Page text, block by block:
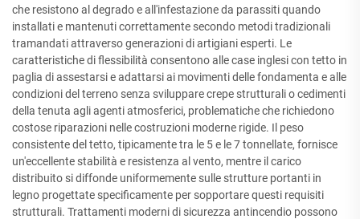
che resistono al degrado e all'infestazione da parassiti quando
installati e mantenuti correttamente secondo metodi tradizionali
tramandati attraverso generazioni di artigiani esperti. Le
caratteristiche di flessibilità consentono alle case inglesi con tetto in
paglia di assestarsi e adattarsi ai movimenti delle fondamenta e alle
condizioni del terreno senza sviluppare crepe strutturali o cedimenti
della tenuta agli agenti atmosferici, problematiche che richiedono
costose riparazioni nelle costruzioni moderne rigide. Il peso
consistente del tetto, tipicamente tra le 5 e le 7 tonnellate, fornisce
un'eccellente stabilità e resistenza al vento, mentre il carico
distribuito si diffonde uniformemente sulle strutture portanti in
legno progettate specificamente per sopportare questi requisiti
strutturali. Trattamenti moderni di sicurezza antincendio possono